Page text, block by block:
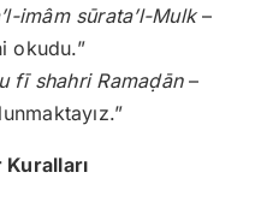
’l-imâm sūrata’l-Mulk–
okudu.”
fī shahri Ramaḍān–
Kuralları